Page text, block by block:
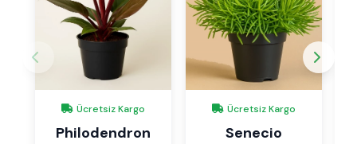
Ücretsiz Kargo
Philodendron
Ücretsiz Kargo
Senecio